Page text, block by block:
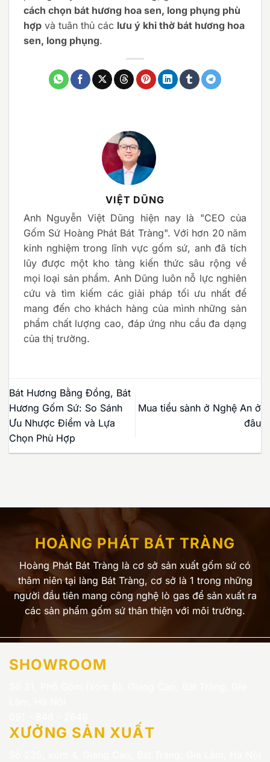
cách chọn bát hương hoa sen, long phụng phù
hợp và tuân thủ các lưu ý khi thờ bát hương hoa
sen, long phụng
VIỆT DŨNG
Anh Nguyễn Việt Dũng hiện nay là "CEO của
Gốm Sứ Hoàng Phát Bát Tràng". Với hơn 20 năm
kinh nghiệm trong lĩnh vực gốm sứ, anh đã tích
lũy được một kho tàng kiến thức sâu rộng về
mọi loại sản phẩm. Anh Dũng luôn nỗ lực nghiên
cứu và tìm kiếm các giải pháp tối ưu nhất để
mang đến cho khách hàng của mình những sản
phẩm chất lượng cao, đáp ứng nhu cầu đa dạng
của thị trường.
Bát Hương Bằng Đồng, Bát
Hương Gốm Sứ: So Sánh
Ưu Nhược Điểm và Lựa
Chọn Phù Hợp
Mua tiểu sành ở Nghệ An ở
đâu
HOÀNG PHÁT BÁT TRÀNG
Hoàng Phát Bát Tràng là cơ sở sản xuất gốm sứ có
thâm niên tại làng Bát Tràng, cơ sở là 1 trong những
người đầu tiên mang công nghệ lò gas để sản xuất ra
các sản phẩm gốm sứ thân thiện với môi trường.
SHOWROOM
XƯỞNG SẢN XUẤT